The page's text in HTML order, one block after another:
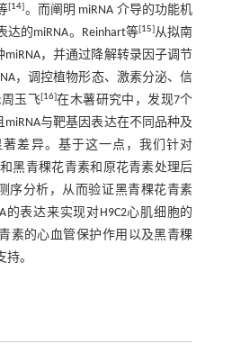
[14]。而阐明 miRNA 介导的功能机
的miRNA。Reinhart等[15]从拟南
miRNA，并通过降解转录因子调节
，调控植物形态、激素分泌、信
玉飞[16]在木薯研究中，发现7个
miRNA与靶基因表达在不同品种及
差异。基于这一点，我们针对
黑青稞花青素和原花青素处理后
序分析，从而验证黑青稞花青素
的表达来实现对H9C2心肌细胞的
素的心血管保护作用以及黑青稞
。